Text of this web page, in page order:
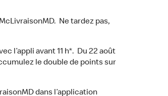
Ne tardez pas,
l’appli avant 11 h*. Du 22 août
le double de points sur
dans l’application